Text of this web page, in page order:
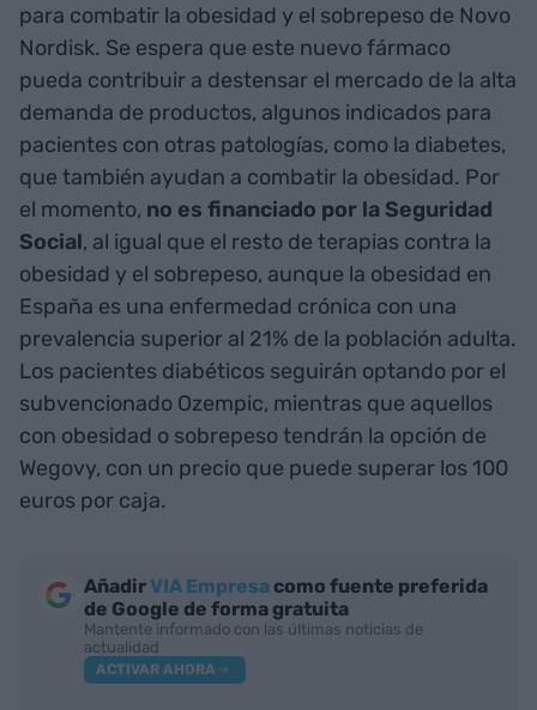
para combatir la obesidad y el sobrepeso de Novo
Nordisk. Se espera que este nuevo fármaco
pueda contribuir a destensar el mercado de la alta
demanda de productos, algunos indicados para
pacientes con otras patologías, como la diabetes,
que también ayudan a combatir la obesidad. Por
el momento, no es financiado por la Seguridad
Social, al igual que el resto de terapias contra la
obesidad y el sobrepeso, aunque la obesidad en
España es una enfermedad crónica con una
prevalencia superior al 21% de la población adulta.
Los pacientes diabéticos seguirán optando por el
subvencionado Ozempic, mientras que aquellos
con obesidad o sobrepeso tendrán la opción de
Wegovy, con un precio que puede superar los 100
euros por caja.
AñadirVIA Empresa como fuente preferida
de Google de forma gratuita
Mantente informado con las últimas noticias de
actualidad
ACTIVAR AHORA